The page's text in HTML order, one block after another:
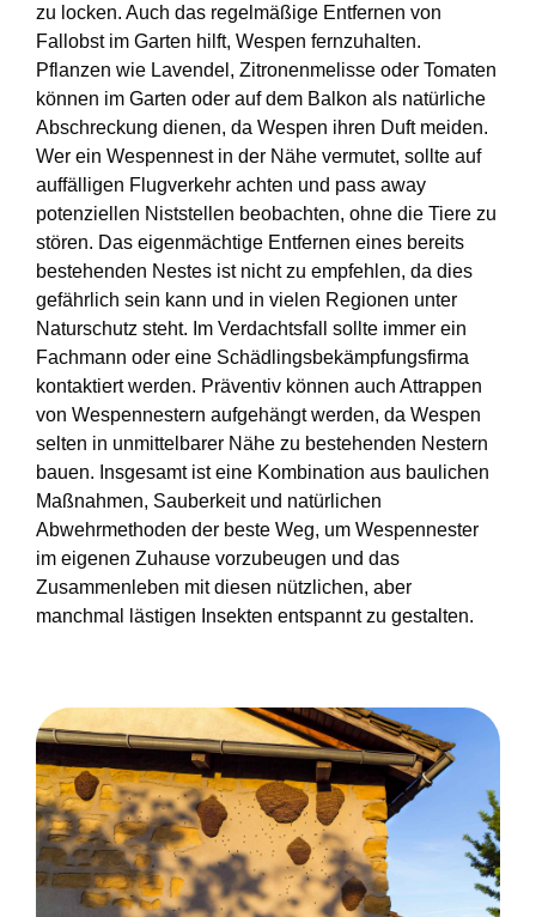
zu locken. Auch das regelmäßige Entfernen von
Fallobst im Garten hilft, Wespen fernzuhalten.
Pflanzen wie Lavendel, Zitronenmelisse oder Tomaten
können im Garten oder auf dem Balkon als natürliche
Abschreckung dienen, da Wespen ihren Duft meiden.
Wer ein Wespennest in der Nähe vermutet, sollte auf
auffälligen Flugverkehr achten und pass away
potenziellen Niststellen beobachten, ohne die Tiere zu
stören. Das eigenmächtige Entfernen eines bereits
bestehenden Nestes ist nicht zu empfehlen, da dies
gefährlich sein kann und in vielen Regionen unter
Naturschutz steht. Im Verdachtsfall sollte immer ein
Fachmann oder eine Schädlingsbekämpfungsfirma
kontaktiert werden. Präventiv können auch Attrappen
von Wespennestern aufgehängt werden, da Wespen
selten in unmittelbarer Nähe zu bestehenden Nestern
bauen. Insgesamt ist eine Kombination aus baulichen
Maßnahmen, Sauberkeit und natürlichen
Abwehrmethoden der beste Weg, um Wespennester
im eigenen Zuhause vorzubeugen und das
Zusammenleben mit diesen nützlichen, aber
manchmal lästigen Insekten entspannt zu gestalten.